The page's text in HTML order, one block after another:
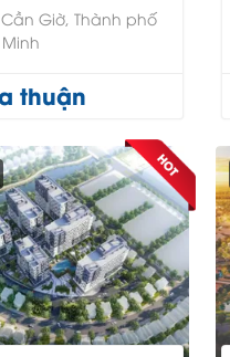
Giờ, Thành phố
thuận